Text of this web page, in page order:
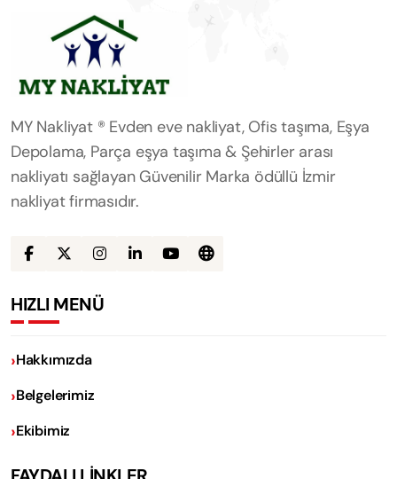
MY Nakliyat ® Evden eve nakliyat, Ofis taşıma, Eşya
Depolama, Parça eşya taşıma & Şehirler arası
nakliyatı sağlayan Güvenilir Marka ödüllü İzmir
nakliyat firmasıdır.
HIZLI MENÜ
Hakkımızda
Belgelerimiz
Ekibimiz